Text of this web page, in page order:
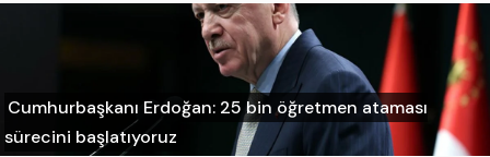
Cumhurbaşkanı Erdoğan: 25 bin öğretmen ataması
sürecini başlatıyoruz